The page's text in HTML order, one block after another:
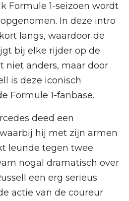
Formule 1-seizoen wordt
In deze intro
langs, waardoor de
bij elke rijder op de
niet anders, maar door
is deze iconisch
Formule 1-fanbase.
deed een
hij met zijn armen
leunde tegen twee
nogal dramatisch over
een erg serieus
actie van de coureur